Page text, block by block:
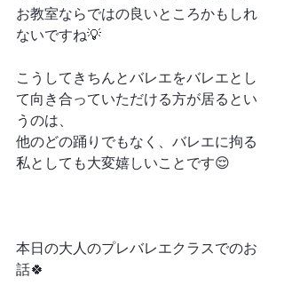
お教室ならではの良いところかもしれ
ないですね💡
こうしてきちんとバレエをバレエとし
て向き合っていただける方が居るとい
うのは、
他のどの踊りでもなく、バレエに拘る
私としても大変嬉しいことです😌
本日の大人のプレバレエクラスでのお
話🍀